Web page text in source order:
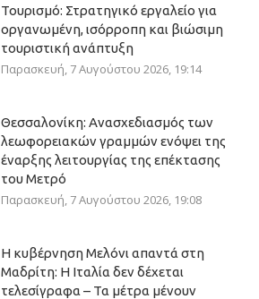
Τουρισμό: Στρατηγικό εργαλείο για
οργανωμένη, ισόρροπη και βιώσιμη
τουριστική ανάπτυξη
Παρασκευή, 7 Αυγούστου 2026, 19:14
Θεσσαλονίκη: Ανασχεδιασμός των
λεωφορειακών γραμμών ενόψει της
έναρξης λειτουργίας της επέκτασης
του Μετρό
Παρασκευή, 7 Αυγούστου 2026, 19:08
Η κυβέρνηση Μελόνι απαντά στη
Μαδρίτη: Η Ιταλία δεν δέχεται
τελεσίγραφα – Τα μέτρα μένουν